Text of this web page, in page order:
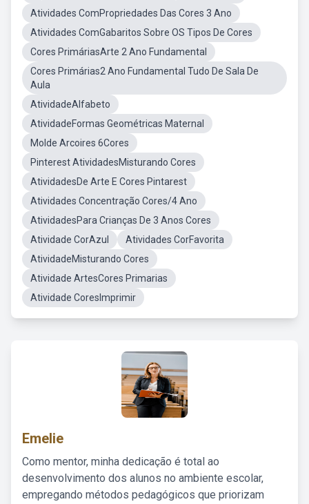
Atividades ComPropriedades Das Cores 3 Ano
Atividades ComGabaritos Sobre OS Tipos De Cores
Cores PrimáriasArte 2 Ano Fundamental
Cores Primárias2 Ano Fundamental Tudo De Sala De
Aula
AtividadeAlfabeto
AtividadeFormas Geométricas Maternal
Molde Arcoires 6Cores
Pinterest AtividadesMisturando Cores
AtividadesDe Arte E Cores Pintarest
Atividades Concentração Cores/4 Ano
AtividadesPara Crianças De 3 Anos Cores
Atividade CorAzul
Atividades CorFavorita
AtividadeMisturando Cores
Atividade ArtesCores Primarias
Atividade CoresImprimir
Emelie
Como mentor, minha dedicação é total ao
desenvolvimento dos alunos no ambiente escolar,
empregando métodos pedagógicos que priorizam